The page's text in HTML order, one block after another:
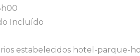
Incluído
estabelecidos hotel-parque-